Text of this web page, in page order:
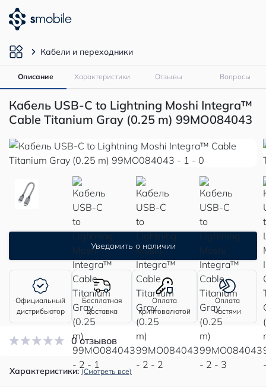
Кабели и переходники
Описание Характеристики Отзывы Вопросы
Кабель USB-C to Lightning Moshi Integra™
Cable Titanium Gray (0.25 m) 99MO084043
Уведомить о наличии
Официальный
дистрибьютор
Бесплатная
доставка
Оплата
криптовалютой
Оплата
частями
0 отзывов
Характеристики: (Смотреть все)